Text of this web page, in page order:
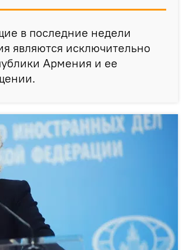
в последние недели
являются исключительно
Армения и ее